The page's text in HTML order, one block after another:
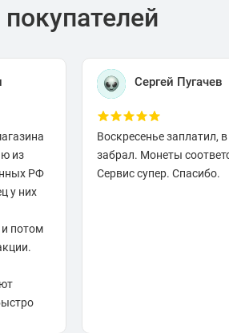
из
РФ
у них
потом
Сергей Пугачев
Воскресенье заплатил,
забрал. Монеты
Сервис супер. Спасибо.